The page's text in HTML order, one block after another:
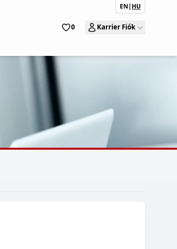
EN| HU
0 Karrier Fiók